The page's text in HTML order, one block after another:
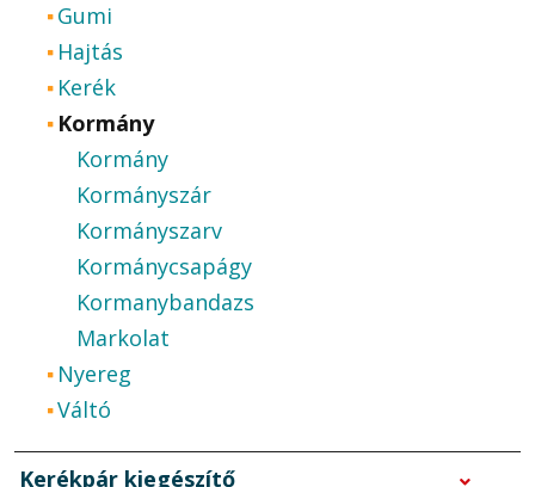
Gumi
Hajtás
Kerék
Kormány
Kormány
Kormányszár
Kormányszarv
Kormánycsapágy
Kormanybandazs
Markolat
Nyereg
Váltó
Kerékpár kiegészítő